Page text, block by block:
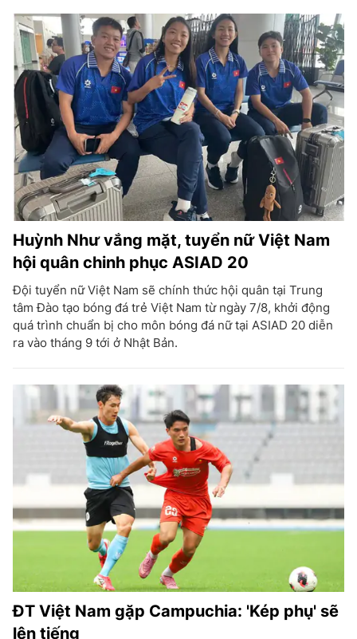
Huỳnh Như vắng mặt, tuyển nữ Việt Nam
hội quân chinh phục ASIAD 20
Đội tuyển nữ Việt Nam sẽ chính thức hội quân tại Trung
tâm Đào tạo bóng đá trẻ Việt Nam từ ngày 7/8, khởi động
quá trình chuẩn bị cho môn bóng đá nữ tại ASIAD 20 diễn
ra vào tháng 9 tới ở Nhật Bản.
ĐT Việt Nam gặp Campuchia: 'Kép phụ' sẽ
lên tiếng